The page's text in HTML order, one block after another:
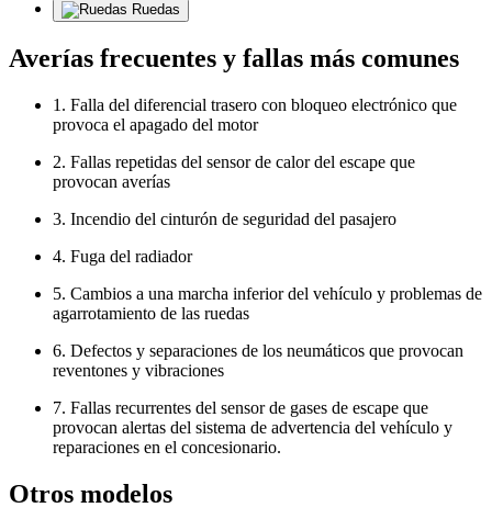
Ruedas
Averías frecuentes y fallas más comunes
1. Falla del diferencial trasero con bloqueo electrónico que
provoca el apagado del motor
2. Fallas repetidas del sensor de calor del escape que
provocan averías
3. Incendio del cinturón de seguridad del pasajero
4. Fuga del radiador
5. Cambios a una marcha inferior del vehículo y problemas de
agarrotamiento de las ruedas
6. Defectos y separaciones de los neumáticos que provocan
reventones y vibraciones
7. Fallas recurrentes del sensor de gases de escape que
provocan alertas del sistema de advertencia del vehículo y
reparaciones en el concesionario.
Otros modelos